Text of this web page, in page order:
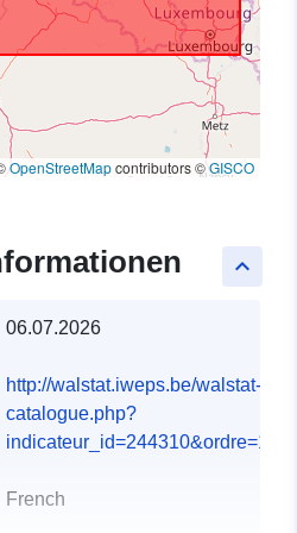
OpenStreetMapcontributors ©GISCO
keyboard_arrow_up
06.07.2026
http://walstat.iweps.be/walstat-
catalogue.php?
indicateur_id=244310&ordre=14...
French